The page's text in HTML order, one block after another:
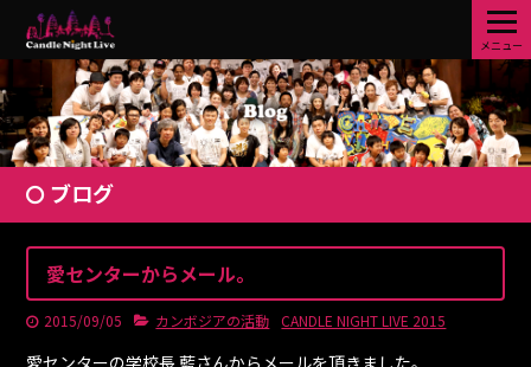
メニュー
ブログ
愛センターからメール。
2015/09/05 カンボジアの活動 CANDLE NIGHT LIVE 2015